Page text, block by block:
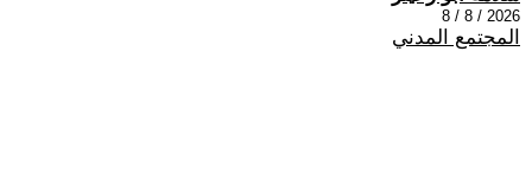
2026 / 8 / 8
المجتمع المدني